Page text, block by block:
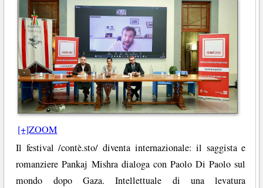
[+]ZOOM
Il festival /contè.sto/ diventa internazionale: il saggista e
romanziere Pankaj Mishra dialoga con Paolo Di Paolo sul
mondo dopo Gaza. Intellettuale di una levatura